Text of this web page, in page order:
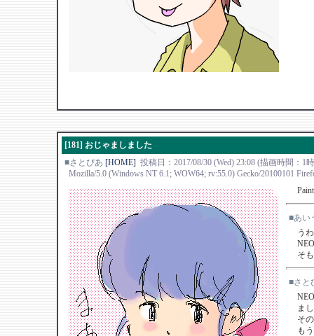
[181] おじゃましました
■さとぴあ [HOME] 投稿日：2017/08/30 (Wed) 23:08 (描画時間：
Mozilla/5.0 (Windows NT 6.1; WOW64; rv:55.0) Gecko/20100101
■あい
う
そ
■さと
ま
そ
も